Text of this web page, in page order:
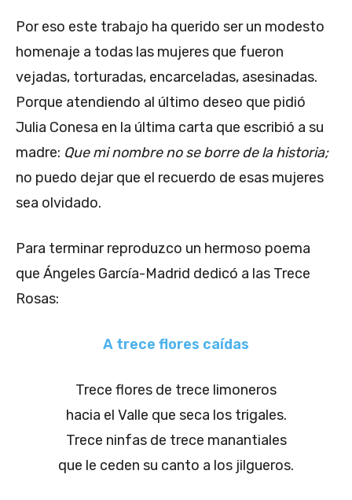
Por eso este trabajo ha querido ser un modesto
homenaje a todas las mujeres que fueron
vejadas, torturadas, encarceladas, asesinadas.
Porque atendiendo al último deseo que pidió
Julia Conesa en la última carta que escribió a su
madre: Que mi nombre no se borre de la historia;
no puedo dejar que el recuerdo de esas mujeres
sea olvidado.
Para terminar reproduzco un hermoso poema
que Ángeles García-Madrid dedicó a las Trece
Rosas:
A trece flores caídas
Trece flores de trece limoneros
hacia el Valle que seca los trigales.
Trece ninfas de trece manantiales
que le ceden su canto a los jilgueros.